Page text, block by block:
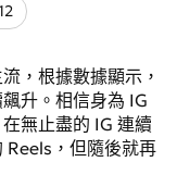
，根據數據顯示，
升。相信身為 IG
無止盡的 IG 連續
Reels，但隨後就再